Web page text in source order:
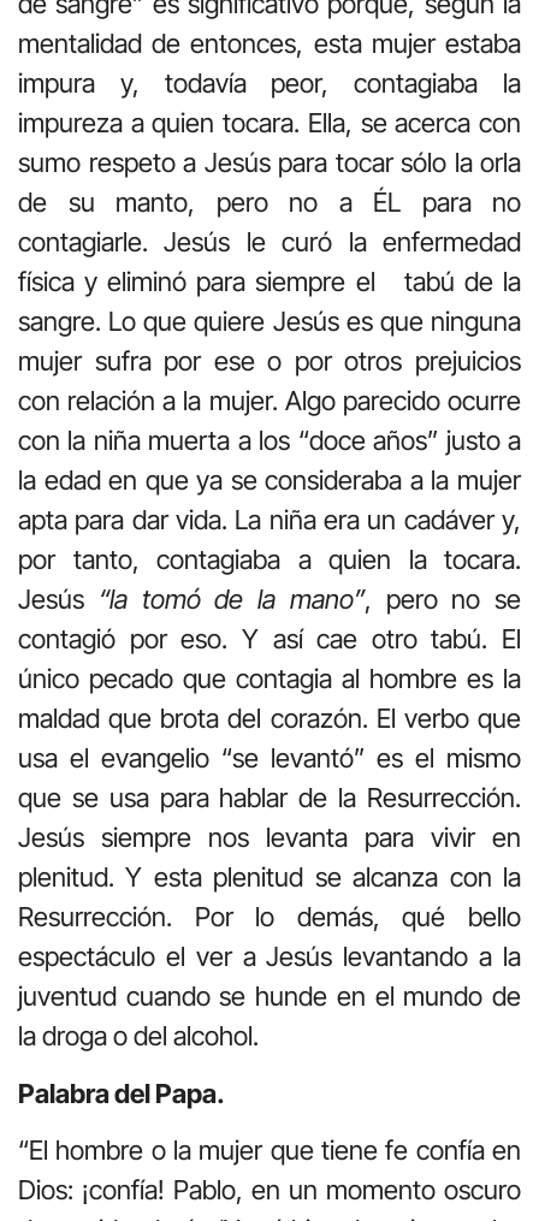
mentalidad de entonces, esta mujer estaba
impura y, todavía peor, contagiaba la
impureza a quien tocara. Ella, se acerca con
sumo respeto a Jesús para tocar sólo la orla
de su manto, pero no a ÉL para no
contagiarle. Jesús le curó la enfermedad
física y eliminó para siempre el tabú de la
sangre. Lo que quiere Jesús es que ninguna
mujer sufra por ese o por otros prejuicios
con relación a la mujer. Algo parecido ocurre
con la niña muerta a los “doce años” justo a
la edad en que ya se consideraba a la mujer
apta para dar vida. La niña era un cadáver y,
por tanto, contagiaba a quien la tocara.
Jesús “la tomó de la mano”, pero no se
contagió por eso. Y así cae otro tabú. El
único pecado que contagia al hombre es la
maldad que brota del corazón. El verbo que
usa el evangelio “se levantó” es el mismo
que se usa para hablar de la Resurrección.
Jesús siempre nos levanta para vivir en
plenitud. Y esta plenitud se alcanza con la
Resurrección. Por lo demás, qué bello
espectáculo el ver a Jesús levantando a la
juventud cuando se hunde en el mundo de
la droga o del alcohol.
Palabra del Papa.
“El hombre o la mujer que tiene fe confía en
Dios: ¡confía! Pablo, en un momento oscuro